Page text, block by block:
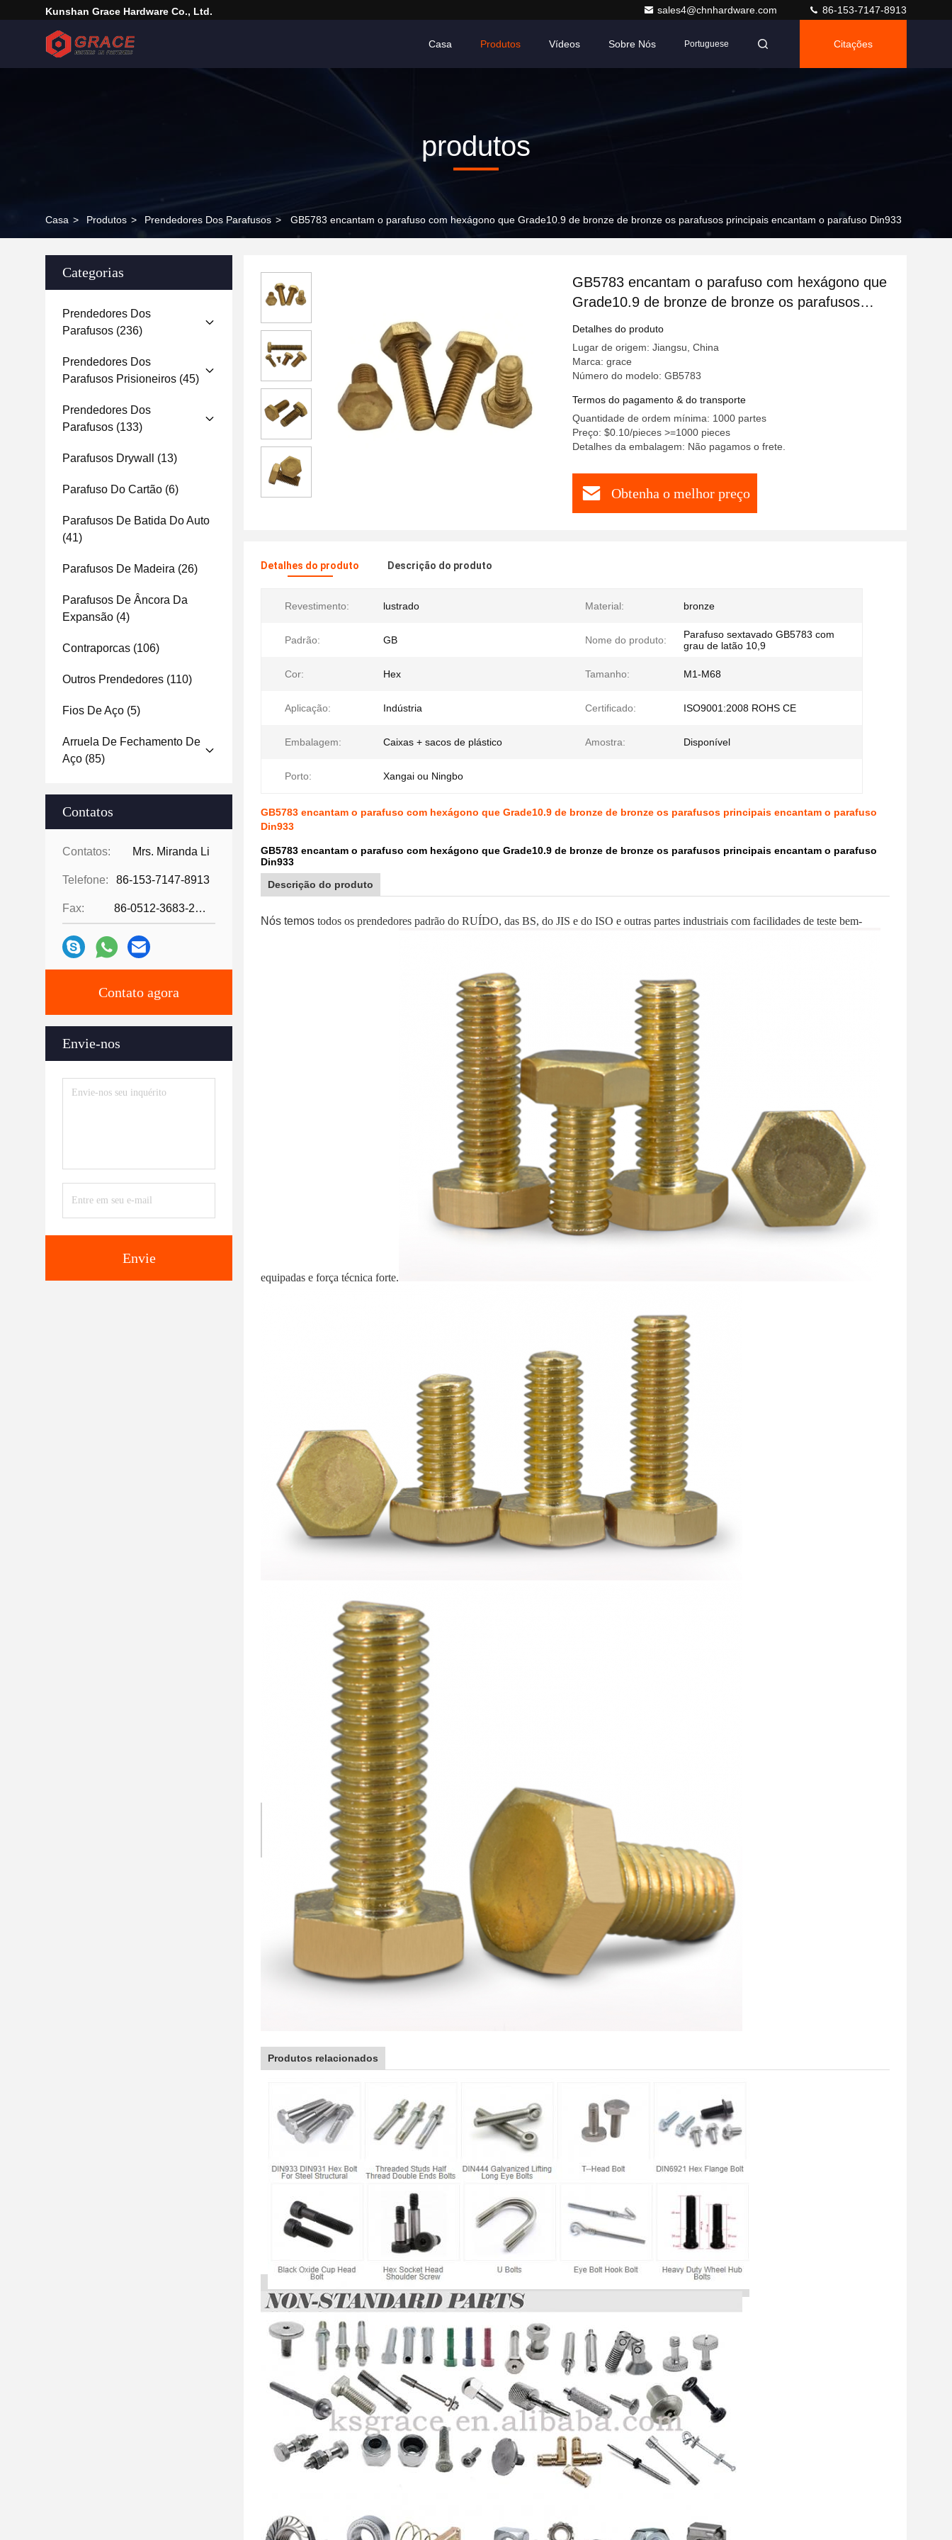
Kunshan Grace Hardware Co., Ltd. sales4@chnhardware.com 86-153-7147-8913
Casa Produtos Vídeos Sobre Nós Portuguese Citações
produtos
Casa > Produtos > Prendedores Dos Parafusos > GB5783 encantam o parafuso com hexágono que Grade10.9 de bronze de bronze os parafusos principais encantam o parafuso Din933
Categorias
Prendedores Dos
Parafusos (236)
Prendedores Dos
Parafusos Prisioneiros (45)
Prendedores Dos
Parafusos (133)
Parafusos Drywall (13)
Parafuso Do Cartão (6)
Parafusos De Batida Do Auto
(41)
Parafusos De Madeira (26)
Parafusos De Âncora Da
Expansão (4)
Contraporcas (106)
Outros Prendedores (110)
Fios De Aço (5)
Arruela De Fechamento De
Aço (85)
Contatos
Contatos: Mrs. Miranda Li
Telefone: 86-153-7147-8913
Fax: 86-0512-3683-2631
Contato agora
Envie-nos
Envie
GB5783 encantam o parafuso com hexágono que
Grade10.9 de bronze de bronze os parafusos
principais encantam o parafuso Din933
Detalhes do produto
Lugar de origem: Jiangsu, China
Marca: grace
Número do modelo: GB5783
Termos do pagamento & do transporte
Quantidade de ordem mínima: 1000 partes
Preço: $0.10/pieces >=1000 pieces
Detalhes da embalagem: Não pagamos o frete.
Obtenha o melhor preço
Detalhes do produto Descrição do produto
Revestimento: lustrado Material: bronze
Padrão: GB Nome do produto:
Parafuso sextavado GB5783 com
grau de latão 10,9
Cor: Hex Tamanho: M1-M68
Aplicação: Indústria Certificado: ISO9001:2008 ROHS CE
Embalagem: Caixas + sacos de plástico Amostra: Disponível
Porto: Xangai ou Ningbo
GB5783 encantam o parafuso com hexágono que Grade10.9 de bronze de bronze os parafusos principais encantam o parafuso
Din933
GB5783 encantam o parafuso com hexágono que Grade10.9 de bronze de bronze os parafusos principais encantam o parafuso
Din933
Descrição do produto
Nós temos todos os prendedores padrão do RUÍDO, das BS, do JIS e do ISO e outras partes industriais com facilidades de teste bem-
equipadas e força técnica forte.
Produtos relacionados